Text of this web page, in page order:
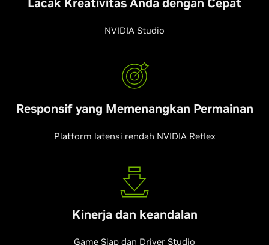
NVIDIA Studio
Responsif yang Memenangkan Permainan
Platform latensi rendah NVIDIA Reflex
Kinerja dan keandalan
Game Siap dan Driver Studio